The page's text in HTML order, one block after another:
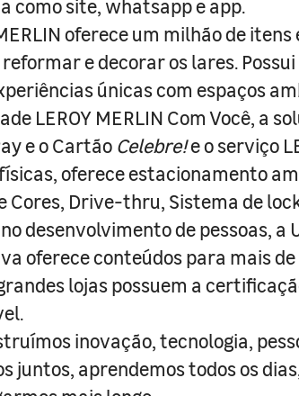
como site, whatsapp e app.
oferece um milhão de itens
e decorar os lares.
únicas com espaços
LEROY MERLIN Com Você, a
e o Cartão Celebre!e o serviço
oferece estacionamento
Cores, Drive-thru, Sistema de
desenvolvimento de pessoas, a
oferece conteúdos para mais
lojas possuem a
inovação, tecnologia,
juntos, aprendemos todos os